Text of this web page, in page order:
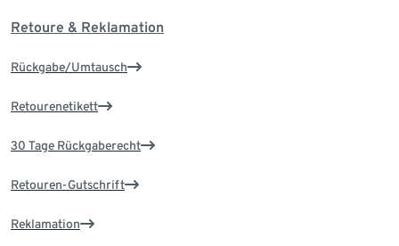
Retoure & Reklamation
Rückgabe/Umtausch
Retourenetikett
30 Tage Rückgaberecht
Retouren-Gutschrift
Reklamation